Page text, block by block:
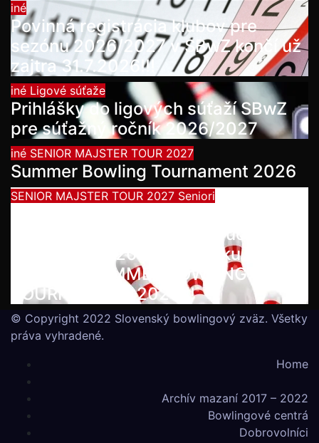
iné
Povinná registrácia klubov pre
sezónu 2026/2027 v SBwZ končí už
zajtra 31.7.2026!!!
iné Ligové súťaže
Prihlášky do ligových súťaží SBwZ
pre súťažný ročník 2026/2027
iné SENIOR MAJSTER TOUR 2027
Summer Bowling Tournament 2026
SENIOR MAJSTER TOUR 2027 Seniori
nominačných podujatí pre účasť na
MS seniorov 2027 v Thajsku
turnajom SUMMER BOWLING
TOURNAMENT 2026!!!
© Copyright 2022 Slovenský bowlingový zväz. Všetky
práva vyhradené.
Home
Archív mazaní 2017 – 2022
Bowlingové centrá
Dobrovolníci